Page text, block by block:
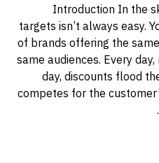
Introduction In the
targets isn’t always easy.
of brands offering the
same audiences. Every
day, discounts flood
competes for the